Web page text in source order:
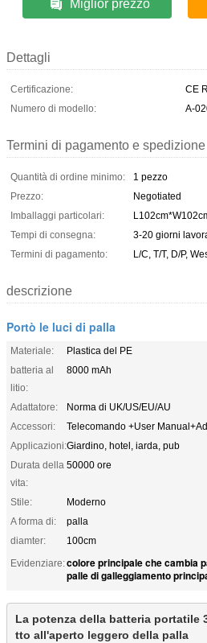
Miglior prezzo
Dettagli
Certificazione:
CE
Numero di modello:
A-
Termini di pagamento e spedizione
Quantità di ordine minimo:
1 pezzo
Prezzo:
Negotiated
Imballaggi particolari:
Tempi di consegna:
3-20 giorni
Termini di pagamento:
L/C, T/T, D/P,
descrizione
Portò le luci di palla
Materiale:
Plastica del PE
batteria al
litio:
8000 mAh
Adattatore:
Norma di UK/US/EU/AU
Accessori:
Telecomando +User
Applicazioni:Giardino, hotel, iarda, pub
Durata della
vita:
50000 ore
Stile:
Moderno
A forma di:
palla
diamter:
100cm
Evidenziare:colore principale che cambia
palle di galleggiamento
La potenza della batteria portatile
tto all'aperto leggero della palla